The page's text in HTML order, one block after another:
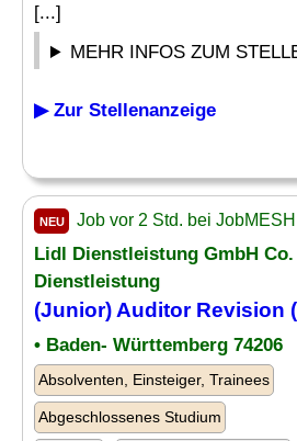
[...]
MEHR INFOS ZUM
▶ Zur Stellenanzeige
NEU Job vor 2 Std. bei
Lidl Dienstleistung GmbH
Dienstleistung
(Junior) AuditorRevision
• Baden- Württemberg 74206
Absolventen, Einsteiger, Trainees
Abgeschlossenes Studium